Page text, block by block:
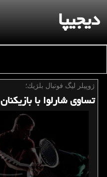
دیجیپا
ژوپیلر لیگ فوتبال بلژیك؛
تساوی شارلوا با